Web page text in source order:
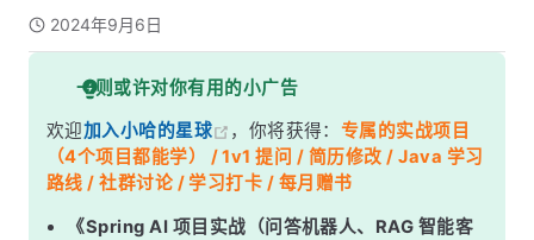
2024年9月6日
一则或许对你有用的小广告
欢迎加入小哈的星球 ，你将获得： 专属的实战项目
（4个项目都能学） / 1v1 提问 / 简历修改 / Java 学习
路线 / 社群讨论 / 学习打卡 / 每月赠书
《Spring AI 项目实战（问答机器人、RAG 智能客